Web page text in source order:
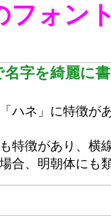
フォン
名字を綺麗に
ハネ」に特徴が
特徴があり、横
合、明朝体にも